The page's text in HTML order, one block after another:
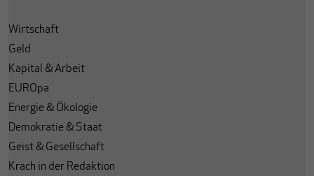
Wirtschaft
Geld
Kapital & Arbeit
EUROpa
Energie & Ökologie
Demokratie & Staat
Geist & Gesellschaft
Krach in der Redaktion